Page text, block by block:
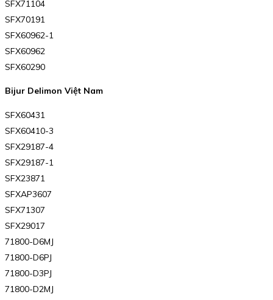
SFX71104
SFX70191
SFX60962-1
SFX60962
SFX60290
Bijur Delimon Việt Nam
SFX60431
SFX60410-3
SFX29187-4
SFX29187-1
SFX23871
SFXAP3607
SFX71307
SFX29017
71800-D6MJ
71800-D6PJ
71800-D3PJ
71800-D2MJ